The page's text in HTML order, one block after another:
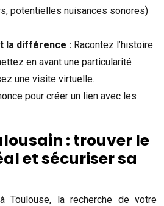
potentielles nuisances sonores)
la différence : Racontez l’histoire
en avant une particularité
une visite virtuelle.
pour créer un lien avec les
: trouver le
et sécuriser sa
Toulouse, la recherche de votre